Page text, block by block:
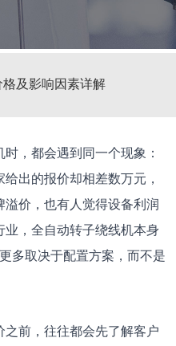
及影响因素详解
，都会遇到同一个现象：
出的报价却相差数万元，
价，也有人觉得设备利润
，全自动转子绕线机本身
多取决于配置方案，而不是
前，往往都会先了解客户